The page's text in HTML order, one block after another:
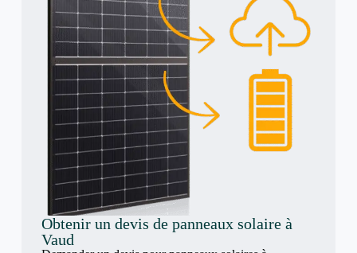
Obtenir un devis de panneaux solaire à
Vaud